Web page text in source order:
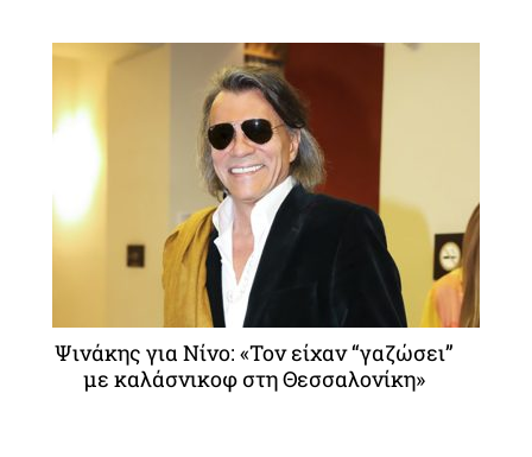
Ψινάκης για Νίνο: «Τον είχαν “γαζώσει”
με καλάσνικοφ στη Θεσσαλονίκη»